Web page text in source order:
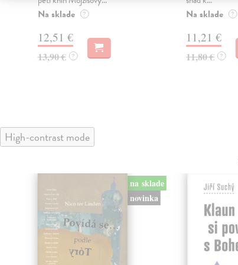
Na sklade ?
12,51 €
13,90 € ?
Na sklade ?
11,21 €
11,80 € ?
High-contrast mode
na sklade
novinka